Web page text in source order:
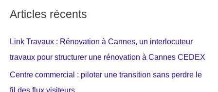
Articles récents
Link Travaux : Rénovation à Cannes, un interlocuteur
travaux pour structurer une rénovation à Cannes CEDEX
Centre commercial : piloter une transition sans perdre le
fil des flux visiteurs